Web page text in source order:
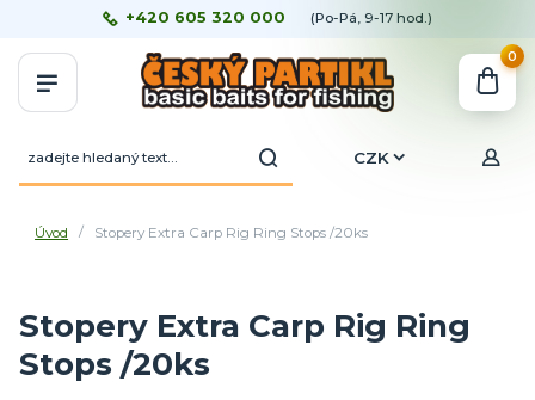
CZK
+420 605 320 000 (Po-Pá, 9-17 hod.)
0
Úvod Stopery Extra Carp Rig Ring Stops /20ks
Stopery Extra Carp Rig Ring
Stops /20ks